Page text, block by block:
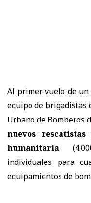
Al primer vuelo de un
equipo de brigadistas
Urbano de Bomberos
nuevos
humanitaria
individuales para
equipamientos de